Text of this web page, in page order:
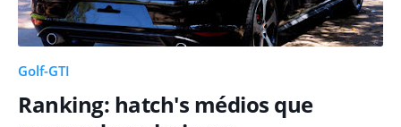
Golf-GTI
Ranking: hatch's médios que